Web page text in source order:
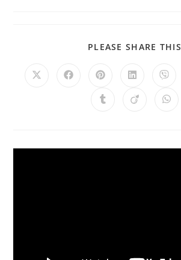
PLEASE SHARE THIS